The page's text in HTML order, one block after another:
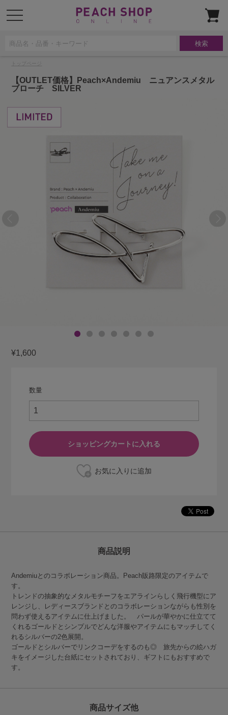
t
o
o
【OUTLET価格】Peach×Andemiu ニュアンスメタル
ブローチ SILVER
¥1,600
数量
商品説明
Andemiuとのコラボレーション商品。Peach販路限定のアイテムで
す。
トレンドの抽象的なメタルモチーフをエアラインらしく飛行機型にア
レンジし、レディースブランドとのコラボレーションながらも性別を
問わず使えるアイテムに仕上げました。 パールが華やかに仕立てて
くれるゴールドとシンプルでどんな洋服やアイテムにもマッチしてく
れるシルバーの2色展開。
ゴールドとシルバーでリンクコーデをするのも◎ 旅先からの絵ハガ
キをイメージした台紙にセットされており、ギフトにもおすすめで
す。
商品サイズ他